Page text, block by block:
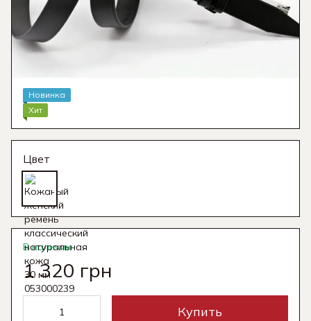
Новинка
Хит
Цвет
В наличии
1 320 грн
Купить